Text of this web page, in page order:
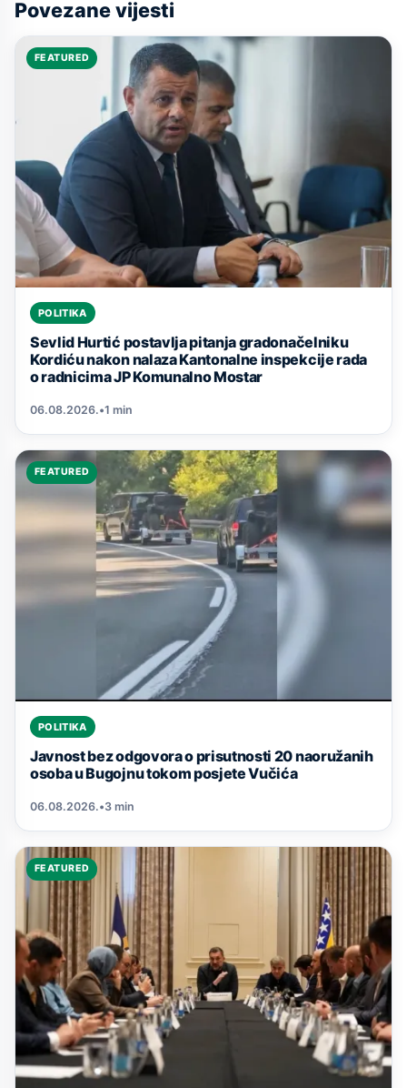
Povezane vijesti
FEATURED
POLITIKA
Sevlid Hurtić postavlja pitanja gradonačelniku
Kordiću nakon nalaza Kantonalne inspekcije rada
o radnicima JP Komunalno Mostar
06.08.2026.•1 min
FEATURED
POLITIKA
Javnost bez odgovora o prisutnosti 20 naoružanih
osoba u Bugojnu tokom posjete Vučića
06.08.2026.•3 min
FEATURED